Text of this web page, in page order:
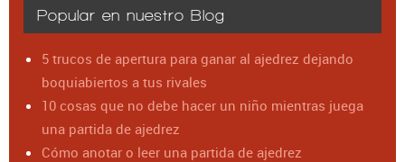
Popular en nuestro Blog
5 trucos de apertura para ganar al ajedrez dejando
boquiabiertos a tus rivales
10 cosas que no debe hacer un niño mientras juega
una partida de ajedrez
Cómo anotar o leer una partida de ajedrez